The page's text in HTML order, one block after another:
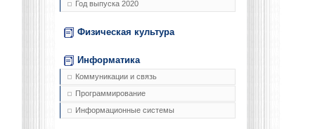
Год выпуска 2020
Физическая культура
Информатика
Коммуникации и связь
Программирование
Информационные системы